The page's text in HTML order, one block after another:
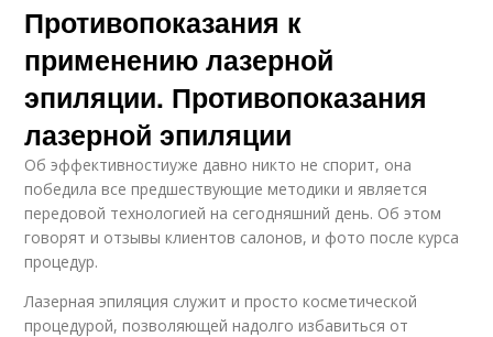
Противопоказания к
применению лазерной
эпиляции. Противопоказания
лазерной эпиляции
Об эффективностиуже давно никто не спорит, она
победила все предшествующие методики и является
передовой технологией на сегодняшний день. Об этом
говорят и отзывы клиентов салонов, и фото после курса
процедур.
Лазерная эпиляция служит и просто косметической
процедурой, позволяющей надолго избавиться от